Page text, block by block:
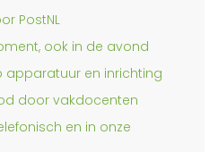
PostNL
ook in de avond
apparatuur en inrichting
door vakdocenten
en in onze